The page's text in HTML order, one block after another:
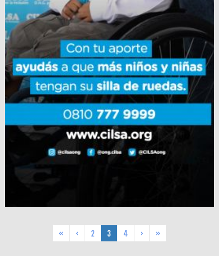
« ‹ 2 3 4 › »